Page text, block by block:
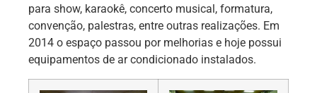
para show, karaokê, concerto musical, formatura,
convenção, palestras, entre outras realizações. Em
2014 o espaço passou por melhorias e hoje possui
equipamentos de ar condicionado instalados.